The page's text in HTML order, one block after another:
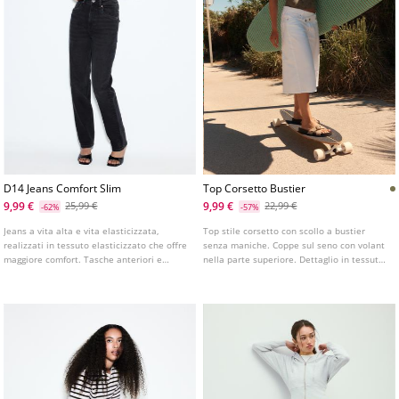
D14 Jeans Comfort Slim
9,99 €
-62% 25,99 €
Jeans a vita alta e vita elasticizzata,
realizzati in tessuto elasticizzato che offre
maggiore comfort. Tasche anteriori e
Top Corsetto Bustier
9,99 €
-57% 22,99 €
Top stile corsetto con scollo a bustier
senza maniche. Coppe sul seno con volant
nella parte superiore. Dettaglio in tessuto